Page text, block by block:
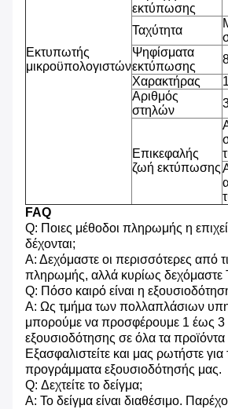
Εκτυπωτής
μικροϋπολογιστών
εκτύπωσης
Ταχύτητα
Ψηφίσματα
εκτύπωσης
Χαρακτήρας
Αριθμός
στηλών
Επικεφαλής
ζωή εκτύπωσης
FAQ
Q: Ποιες μέθοδοι πληρωμής η
δέχονται;
Α: Δεχόμαστε οι περισσότερες από
πληρωμής, αλλά κυρίως δεχόμαστε
Q: Πόσο καιρό είναι η
Α: Ως τμήμα των πολλαπλάσιων
μπορούμε να προσφέρουμε 1 έως 3
εξουσιοδότησης σε όλα τα προϊόντα
Εξασφαλιστείτε και μας ρωτήστε για
προγράμματα εξουσιοδότησής μας.
Q: Δεχτείτε το δείγμα;
Α: Το δείγμα είναι διαθέσιμο.